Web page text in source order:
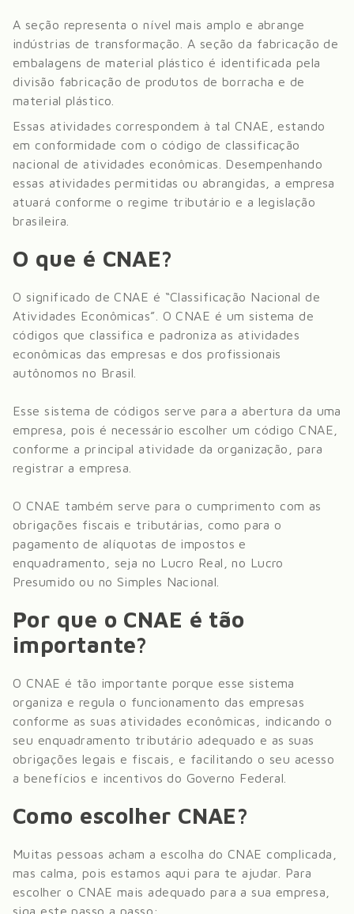
A seção representa o nível mais amplo e abrange
indústrias de transformação
. A seção da fabricação de
embalagens de material plástico é identificada pela
divisão fabricação de produtos de borracha e de
material plástico
Essas atividades correspondem à tal CNAE, estando
em conformidade com o código de classificação
nacional de atividades econômicas. Desempenhando
essas atividades permitidas ou abrangidas, a empresa
atuará conforme o regime tributário e a legislação
brasileira.
O que é CNAE?
O significado de CNAE é “Classificação Nacional de
Atividades Econômicas”. O CNAE é um sistema de
códigos que classifica e padroniza as atividades
econômicas das empresas e dos profissionais
autônomos no Brasil.
Esse sistema de códigos serve para a abertura da uma
empresa, pois é necessário escolher um código CNAE,
conforme a principal atividade da organização, para
registrar a empresa.
O CNAE também serve para o cumprimento com as
obrigações fiscais e tributárias, como para o
pagamento de alíquotas de impostos e
enquadramento, seja no Lucro Real, no Lucro
Presumido ou no Simples Nacional.
Por que o CNAE é tão
importante?
O CNAE é tão importante porque esse sistema
organiza e regula o funcionamento das empresas
conforme as suas atividades econômicas, indicando o
seu enquadramento tributário adequado e as suas
obrigações legais e fiscais, e facilitando o seu acesso
a benefícios e incentivos do Governo Federal.
Como escolher CNAE?
Muitas pessoas acham a escolha do CNAE complicada,
mas calma, pois estamos aqui para te ajudar. Para
escolher o CNAE mais adequado para a sua empresa,
siga este passo a passo: